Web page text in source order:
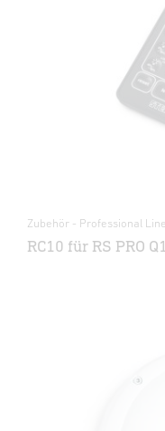
Zubehör - Professional Line
RC10 für RS PRO Q1